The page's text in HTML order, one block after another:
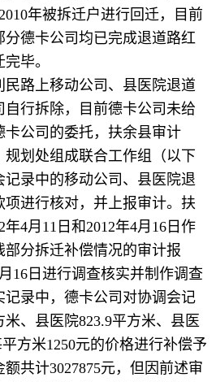
年被拆迁户进行回迁，目前
分德卡公司均已完成退道路红
毕。
路上移动公司、县医院退道
行拆除，目前德卡公司未给
公司的委托，扶余县审计
划处组成联合工作组（以下
录中的移动公司、县医院退
进行核对，并上报审计。扶
4月11日和2012年4月16日作
分拆迁补偿情况的审计报
16日进行调查核实并制作调查
录中，德卡公司对协调会记
、县医院823.9平方米、县医
方米1250元的价格进行补偿予
共计3027875元，但因前述审